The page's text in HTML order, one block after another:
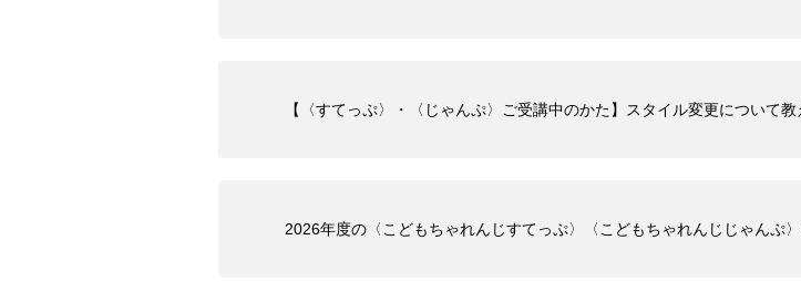
【〈すてっぷ〉・〈じゃんぷ〉ご受講中のかた】スタイル変更について教
2026年度の〈こどもちゃれんじすてっぷ〉〈こどもちゃれんじじゃんぷ